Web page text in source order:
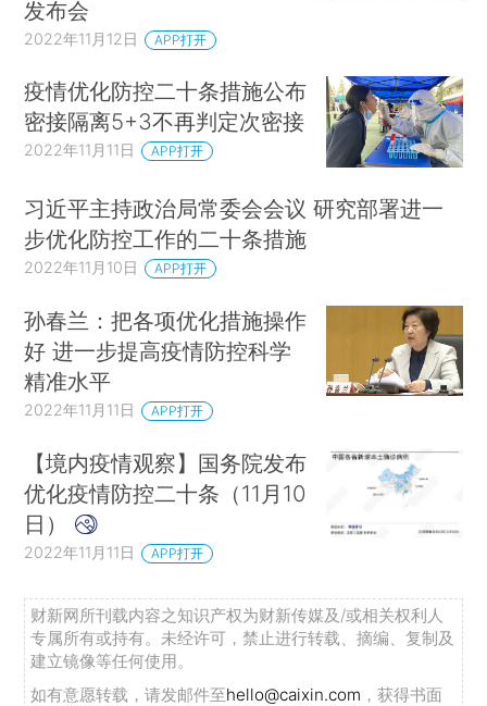
发布会
2022年11月12日 APP打开
疫情优化防控二十条措施公布
密接隔离5+3不再判定次密接
2022年11月11日 APP打开
习近平主持政治局常委会会议 研究部署进一
步优化防控工作的二十条措施
2022年11月10日 APP打开
孙春兰：把各项优化措施操作
好 进一步提高疫情防控科学
精准水平
2022年11月11日 APP打开
【境内疫情观察】国务院发布
优化疫情防控二十条（11月10
日）
2022年11月11日 APP打开
财新网所刊载内容之知识产权为财新传媒及/或相关权利人
专属所有或持有。未经许可，禁止进行转载、摘编、复制及
建立镜像等任何使用。
如有意愿转载，请发邮件至hello@caixin.com ，获得书面